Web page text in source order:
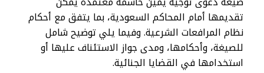
تقديمها أمام المحاكم السعودية، بما يتفق مع أحكام
نظام المرافعات الشرعية. وفيما يلي توضيح شامل
للصيغة، وأحكامها، ومدى جواز الاستئناف عليها أو
استخدامها في القضايا الجنائية.